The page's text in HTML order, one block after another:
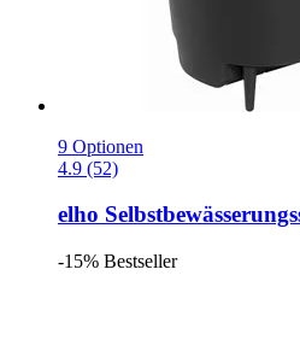
9 Optionen
4.9 (52)
elho
-15% Bestseller